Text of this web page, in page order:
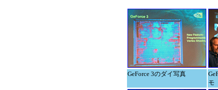
GeForce 3のダイ写真
モ